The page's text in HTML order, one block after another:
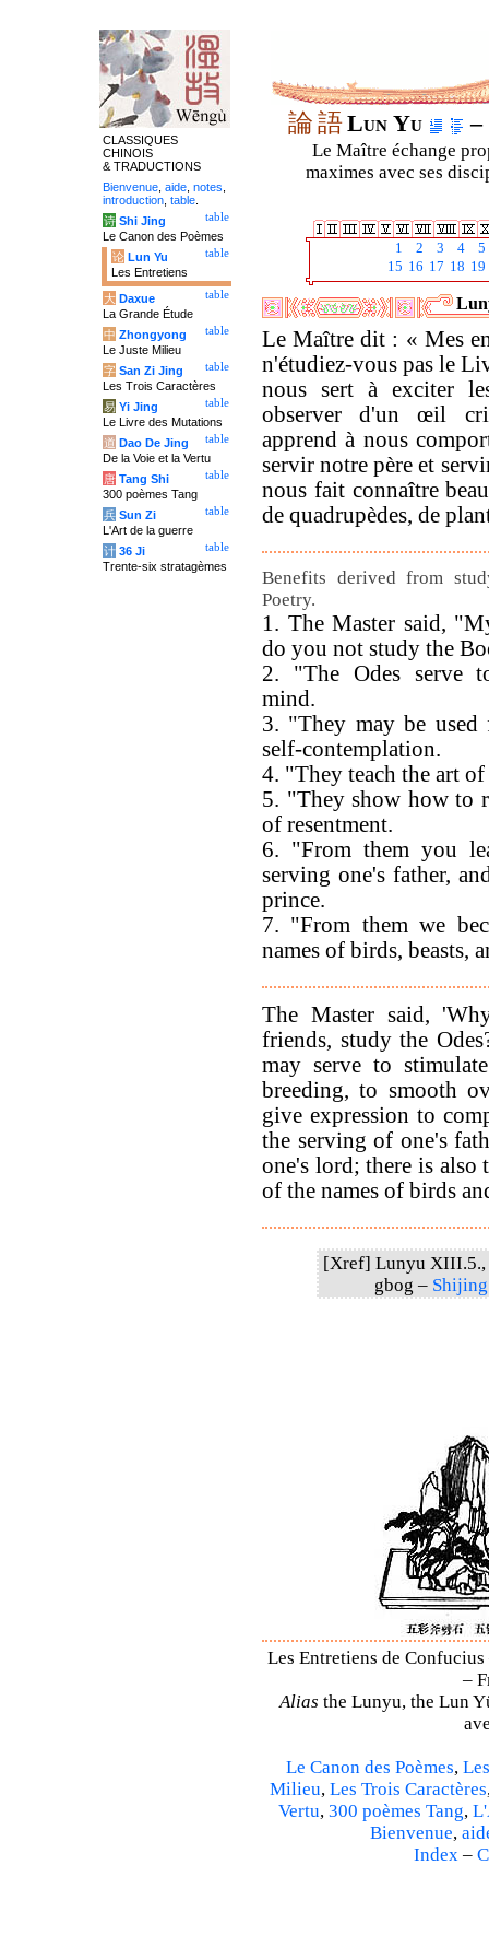
論語Lun Yu –
Le Maître échange
maximes avec ses
1 2 3 4
5
15 16 17 18 19
Le Maître dit : « Mes
n'étudiez-vous pas le
nous sert à exciter
observer d'un œil
apprend à nous
servir notre père et
nous fait connaître
de quadrupèdes, de
Benefits derived from
Poetry.
1. The Master said,
do you not study the
2. "The Odes serve
mind.
3. "They may be used
self-contemplation.
4. "They teach the art
5. "They show how to
of resentment.
6. "From them you
serving one's father,
prince.
7. "From them we
names of birds, beasts,
The Master said,
friends, study the
may serve to
breeding, to smooth
give expression to
the serving of one's
one's lord; there is
of the names of birds
[Xref] Lunyu XIII.5.,
gbog – Shijing
Les Entretiens de
–
Alias the Lunyu, the Lun
Le Canon des Poèmes,
Milieu, Les Trois Caractères
Vertu, 300 poèmes Tang,
Bienvenue,
Index –
CLASSIQUES
CHINOIS
& TRADUCTIONS
Bienvenue aide notes
introduction table
table
诗 Shi Jing
Le Canon des Poèmes
table
论 Lun Yu
Les Entretiens
table
大 Daxue
La Grande Étude
table
中 Zhongyong
Le Juste Milieu
table
字 San Zi Jing
Les Trois Caractères
table
易 Yi Jing
Le Livre des Mutations
table
道 Dao De Jing
De la Voie et la Vertu
table
唐 Tang Shi
300 poèmes Tang
table
兵 Sun Zi
L'Art de la guerre
table
计 36 Ji
Trente-six stratagèmes